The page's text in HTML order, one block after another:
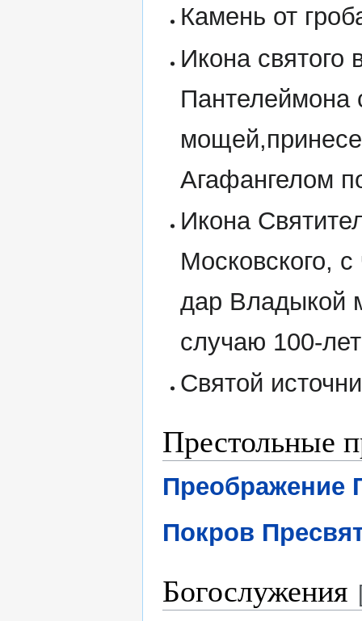
Камень от
Икона святого
Пантелеймона
Агафангелом
Икона
Московского,
дар Владыкой
случаю 100-
Святой
Престольные
Преображение
Покров
Богослужения